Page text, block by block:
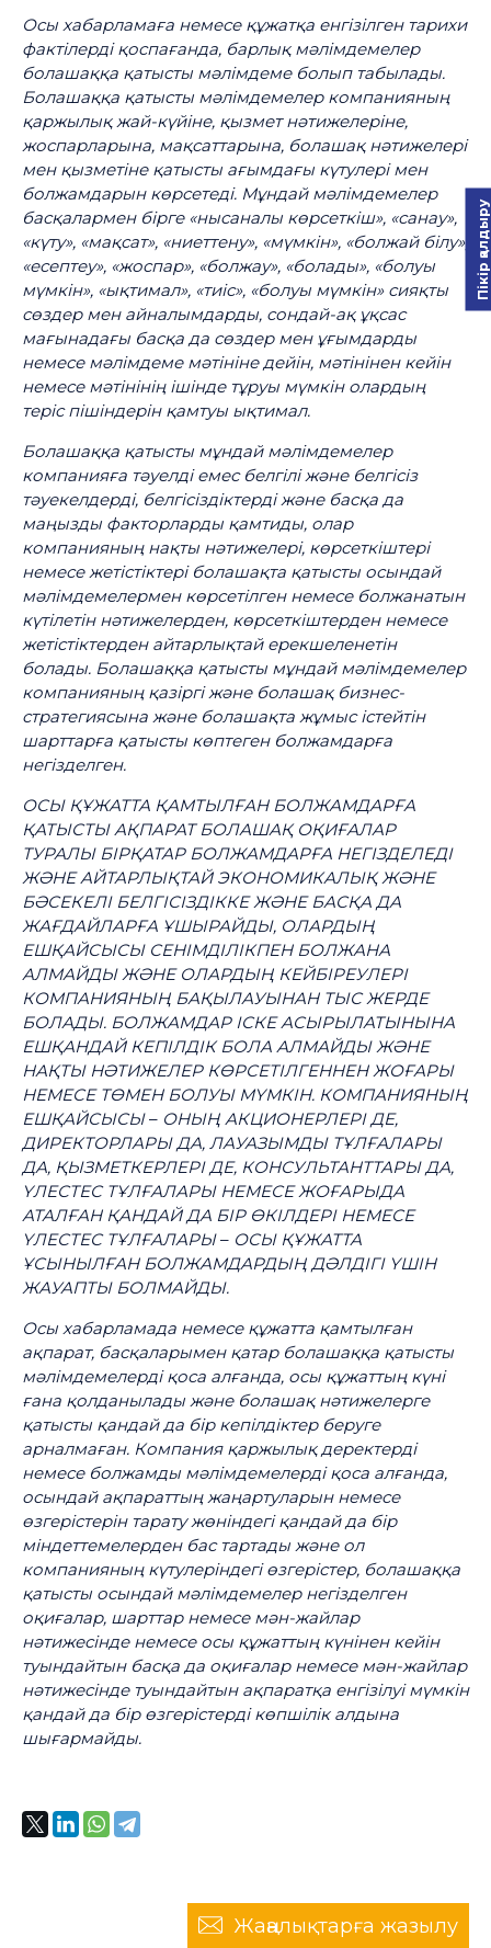
Осы хабарламаға немесе құжатқа енгізілген тарихи
фактілерді қоспағанда, барлық мәлімдемелер
болашаққа қатысты мәлімдеме болып табылады.
Болашаққа қатысты мәлімдемелер компанияның
қаржылық жай-күйіне, қызмет нәтижелеріне,
жоспарларына, мақсаттарына, болашақ нәтижелері
мен қызметіне қатысты ағымдағы күтулері мен
болжамдарын көрсетеді. Мұндай мәлімдемелер
басқалармен бірге «нысаналы көрсеткіш», «санау»,
«күту», «мақсат», «ниеттену», «мүмкін», «болжай білу»,
«есептеу», «жоспар», «болжау», «болады», «болуы
мүмкін», «ықтимал», «тиіс», «болуы мүмкін» сияқты
сөздер мен айналымдарды, сондай-ақ ұқсас
мағынадағы басқа да сөздер мен ұғымдарды
немесе мәлімдеме мәтініне дейін, мәтінінен кейін
немесе мәтінінің ішінде тұруы мүмкін олардың
теріс пішіндерін қамтуы ықтимал.
Болашаққа қатысты мұндай мәлімдемелер
компанияға тәуелді емес белгілі және белгісіз
тәуекелдерді, белгісіздіктерді және басқа да
маңызды факторларды қамтиды, олар
компанияның нақты нәтижелері, көрсеткіштері
немесе жетістіктері болашақта қатысты осындай
мәлімдемелермен көрсетілген немесе болжанатын
күтілетін нәтижелерден, көрсеткіштерден немесе
жетістіктерден айтарлықтай ерекшеленетін
болады. Болашаққа қатысты мұндай мәлімдемелер
компанияның қазіргі және болашақ бизнес-
стратегиясына және болашақта жұмыс істейтін
шарттарға қатысты көптеген болжамдарға
негізделген.
ОСЫ ҚҰЖАТТА ҚАМТЫЛҒАН БОЛЖАМДАРҒА
ҚАТЫСТЫ АҚПАРАТ БОЛАШАҚ ОҚИҒАЛАР
ТУРАЛЫ БІРҚАТАР БОЛЖАМДАРҒА НЕГІЗДЕЛЕДІ
ЖӘНЕ АЙТАРЛЫҚТАЙ ЭКОНОМИКАЛЫҚ ЖӘНЕ
БӘСЕКЕЛІ БЕЛГІСІЗДІККЕ ЖӘНЕ БАСҚА ДА
ЖАҒДАЙЛАРҒА ҰШЫРАЙДЫ, ОЛАРДЫҢ
ЕШҚАЙСЫСЫ СЕНІМДІЛІКПЕН БОЛЖАНА
АЛМАЙДЫ ЖӘНЕ ОЛАРДЫҢ КЕЙБІРЕУЛЕРІ
КОМПАНИЯНЫҢ БАҚЫЛАУЫНАН ТЫС ЖЕРДЕ
БОЛАДЫ. БОЛЖАМДАР ІСКЕ АСЫРЫЛАТЫНЫНА
ЕШҚАНДАЙ КЕПІЛДІК БОЛА АЛМАЙДЫ ЖӘНЕ
НАҚТЫ НӘТИЖЕЛЕР КӨРСЕТІЛГЕННЕН ЖОҒАРЫ
НЕМЕСЕ ТӨМЕН БОЛУЫ МҮМКІН. КОМПАНИЯНЫҢ
ЕШҚАЙСЫСЫ– ОНЫҢ АКЦИОНЕРЛЕРІ ДЕ,
ДИРЕКТОРЛАРЫ ДА, ЛАУАЗЫМДЫ ТҰЛҒАЛАРЫ
ДА, ҚЫЗМЕТКЕРЛЕРІ ДЕ, КОНСУЛЬТАНТТАРЫ ДА,
ҮЛЕСТЕС ТҰЛҒАЛАРЫ НЕМЕСЕ ЖОҒАРЫДА
АТАЛҒАН ҚАНДАЙ ДА БІР ӨКІЛДЕРІ НЕМЕСЕ
ҮЛЕСТЕС ТҰЛҒАЛАРЫ– ОСЫ ҚҰЖАТТА
ҰСЫНЫЛҒАН БОЛЖАМДАРДЫҢ ДӘЛДІГІ ҮШІН
ЖАУАПТЫ БОЛМАЙДЫ.
Осы хабарламада немесе құжатта қамтылған
ақпарат, басқаларымен қатар болашаққа қатысты
мәлімдемелерді қоса алғанда, осы құжаттың күні
ғана қолданылады және болашақ нәтижелерге
қатысты қандай да бір кепілдіктер беруге
арналмаған. Компания қаржылық деректерді
немесе болжамды мәлімдемелерді қоса алғанда,
осындай ақпараттың жаңартуларын немесе
өзгерістерін тарату жөніндегі қандай да бір
міндеттемелерден бас тартады және ол
компанияның күтулеріндегі өзгерістер, болашаққа
қатысты осындай мәлімдемелер негізделген
оқиғалар, шарттар немесе мән-жайлар
нәтижесінде немесе осы құжаттың күнінен кейін
туындайтын басқа да оқиғалар немесе мән-жайлар
нәтижесінде туындайтын ақпаратқа енгізілуі мүмкін
қандай да бір өзгерістерді көпшілік алдына
шығармайды.
Жаңалықтарға жазылу
Пікір қалдыру